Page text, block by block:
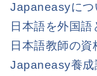
Japaneasyにつ
日本語を外国
日本語教師の資
Japaneasy養成